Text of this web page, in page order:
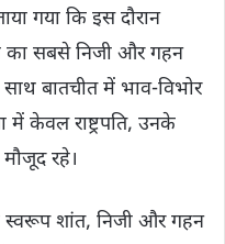
गया कि इस दौरान
का सबसे निजी और गहन
साथ बातचीत में भाव-विभोर
केवल राष्ट्रपति, उनके
रहे।
स्वरूप शांत, निजी और गहन